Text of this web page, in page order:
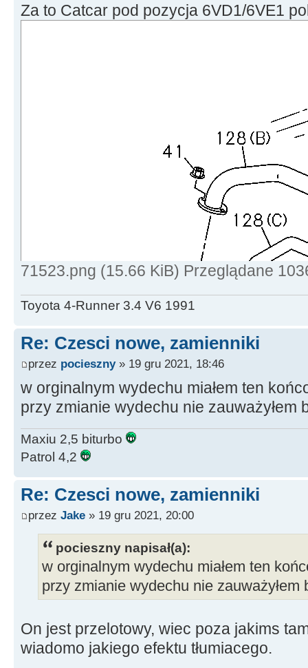
Za to Catcar pod pozycja 6VD1/6VE1
71523.png (15.66 KiB) Przeglądane
Toyota 4-Runner 3.4 V6 1991
Re: Czesci nowe, zamienniki
przez pocieszny» 19 gru 2021, 18:46
w orginalnym wydechu miałem ten
przy zmianie wydechu nie zauważyłem
Maxiu 2,5 biturbo
Patrol 4,2
Re: Czesci nowe, zamienniki
przez Jake » 19 gru 2021, 20:00
pocieszny napisał(a):
w orginalnym wydechu miałem ten
przy zmianie wydechu nie zauważyłem
On jest przelotowy, wiec poza jakims
wiadomo jakiego efektu tłumiacego.